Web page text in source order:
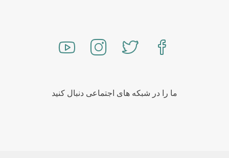
ما را در شبکه های اجتماعی دنبال کنید